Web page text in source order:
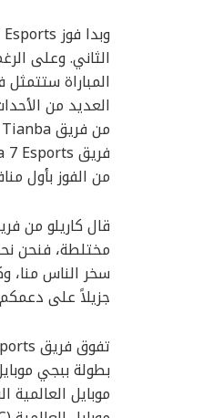
الثاني. وعلى
المباراة
من الفوز بأول منافسة
مختلطة، فنحن
سخر الناس منا،
جزيلاً على